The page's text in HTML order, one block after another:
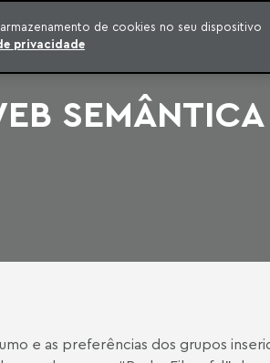
SÉRIES PUBLICAÇÕES
e as preferências dos grupos
de cookies no seu dispositivo
privacidade